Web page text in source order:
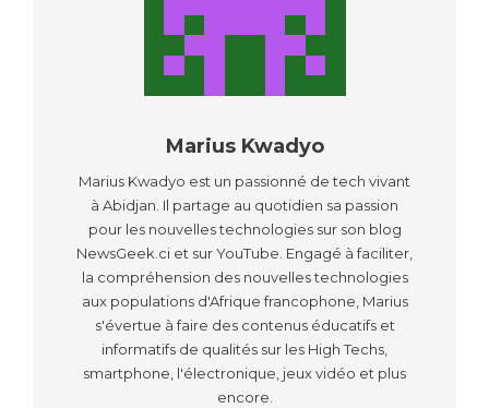
Marius Kwadyo
Marius Kwadyo est un passionné de tech vivant
à Abidjan. Il partage au quotidien sa passion
pour les nouvelles technologies sur son blog
NewsGeek.ci et sur YouTube. Engagé à faciliter,
la compréhension des nouvelles technologies
aux populations d'Afrique francophone, Marius
s'évertue à faire des contenus éducatifs et
informatifs de qualités sur les High Techs,
smartphone, l'électronique, jeux vidéo et plus
encore.